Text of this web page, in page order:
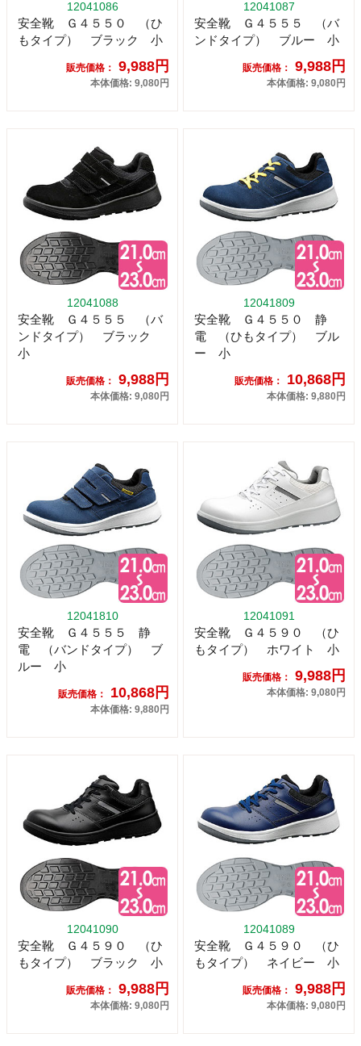
12041086
安全靴 Ｇ４５５０ （ひ
もタイプ） ブラック 小
販売価格： 9,988円
本体価格: 9,080円
12041087
安全靴 Ｇ４５５５ （バ
ンドタイプ） ブルー 小
販売価格： 9,988円
本体価格: 9,080円
12041088
安全靴 Ｇ４５５５ （バ
ンドタイプ） ブラック
小
販売価格： 9,988円
本体価格: 9,080円
12041809
安全靴 Ｇ４５５０ 静
電 （ひもタイプ） ブル
ー 小
販売価格： 10,868円
本体価格: 9,880円
12041810
安全靴 Ｇ４５５５ 静
電 （バンドタイプ） ブ
ルー 小
販売価格： 10,868円
本体価格: 9,880円
12041091
安全靴 Ｇ４５９０ （ひ
もタイプ） ホワイト 小
販売価格： 9,988円
本体価格: 9,080円
12041090
安全靴 Ｇ４５９０ （ひ
もタイプ） ブラック 小
販売価格： 9,988円
本体価格: 9,080円
12041089
安全靴 Ｇ４５９０ （ひ
もタイプ） ネイビー 小
販売価格： 9,988円
本体価格: 9,080円